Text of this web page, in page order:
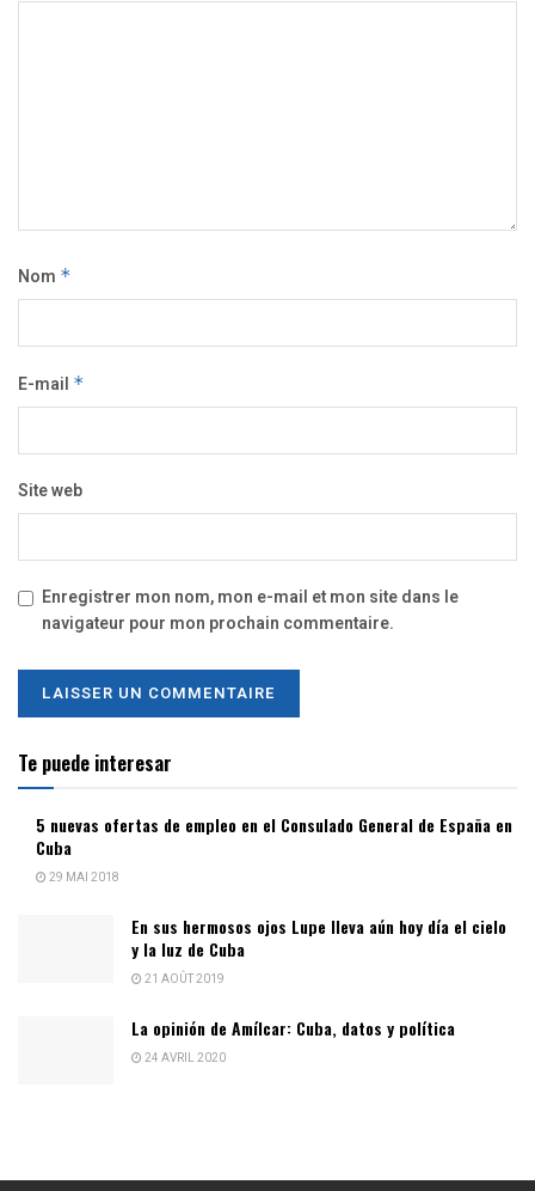
Nom *
E-mail *
Site web
Enregistrer mon nom, mon e-mail et mon site dans le
navigateur pour mon prochain commentaire.
Te puede interesar
5 nuevas ofertas de empleo en el Consulado General de España en
Cuba
29 MAI 2018
En sus hermosos ojos Lupe lleva aún hoy día el cielo
y la luz de Cuba
21 AOÛT 2019
La opinión de Amílcar: Cuba, datos y política
24 AVRIL 2020